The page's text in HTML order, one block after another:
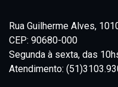
Rua Guilherme Alves,
CEP: 90680-000
Segunda à sexta, das
Atendimento: